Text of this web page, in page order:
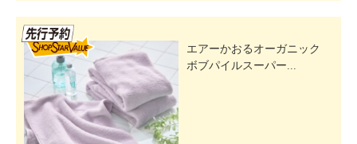
エアーかおるオーガニック
ボブパイルスーパー...